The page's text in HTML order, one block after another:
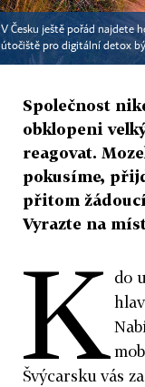
V Česku ještě pořád najdete
útočiště pro digitální detox
Společnost
obklopeni
reagovat.
pokusíme,
přitom
Vyrazte na
K do
Švýcarsku vás